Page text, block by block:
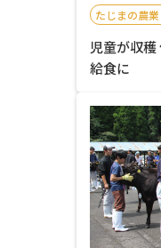
たじまの農
児童が収穫
給食に